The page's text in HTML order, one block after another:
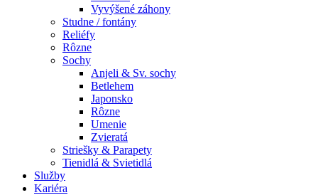
Vyvýšené záhony
Studne / fontány
Reliéfy
Rôzne
Sochy
Anjeli & Sv. sochy
Betlehem
Japonsko
Rôzne
Umenie
Zvieratá
Striešky & Parapety
Tienidlá & Svietidlá
Služby
Kariéra